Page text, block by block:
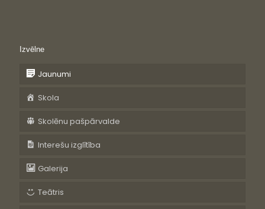
Izvēlne
Jaunumi
Skola
Skolēnu pašpārvalde
Interešu izglītība
Galerija
Teātris